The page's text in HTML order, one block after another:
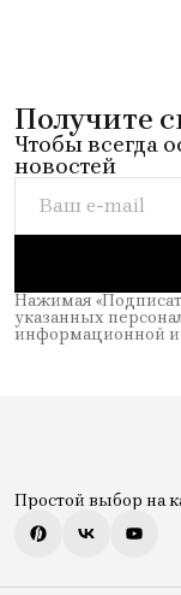
Получите
Чтобы всегда
новостей
Нажимая
указанных
информационной и
Простой выбор на